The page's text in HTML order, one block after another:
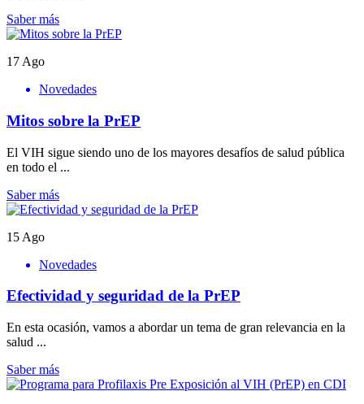
Saber más
17 Ago
Novedades
Mitos sobre la PrEP
El VIH sigue siendo uno de los mayores desafíos de salud pública
en todo el ...
Saber más
15 Ago
Novedades
Efectividad y seguridad de la PrEP
En esta ocasión, vamos a abordar un tema de gran relevancia en la
salud ...
Saber más